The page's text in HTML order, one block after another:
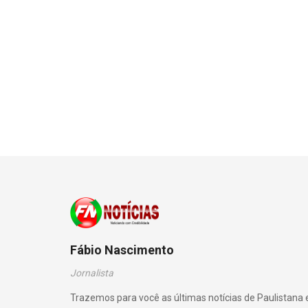
Fábio Nascimento
Jornalista
Trazemos para você as últimas notícias de Paulistana